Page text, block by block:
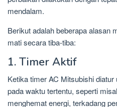
mendalam.
Berikut adalah beberapa alasan
mati secara tiba-tiba:
1. Timer Aktif
Ketika timer AC Mitsubishi
pada waktu tertentu, seperti
menghemat energi, terkadang